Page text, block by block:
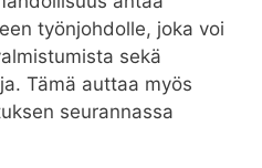
työnjohdolle, joka voi
sekä
Tämä auttaa myös
seurannassa